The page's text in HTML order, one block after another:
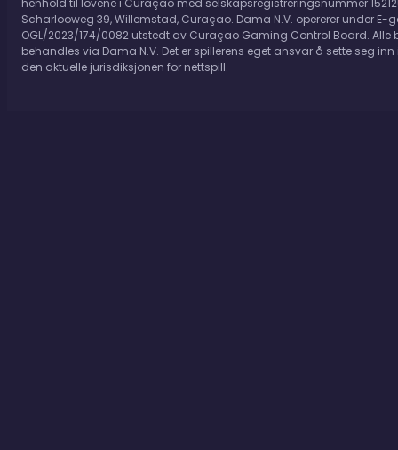
Informasjonskapsler fra tredjeparter.
henhold til lovene i Curaçao med selskapsregistreringsnummer
Scharlooweg 39, Willemstad, Curaçao. Dama N.V. opererer under E-
OGL/2023/174/0082 utstedt av Curaçao Gaming Control Board. Alle
behandles via Dama N.V. Det er spillerens eget ansvar å sette seg
den aktuelle jurisdiksjonen for nettspill.